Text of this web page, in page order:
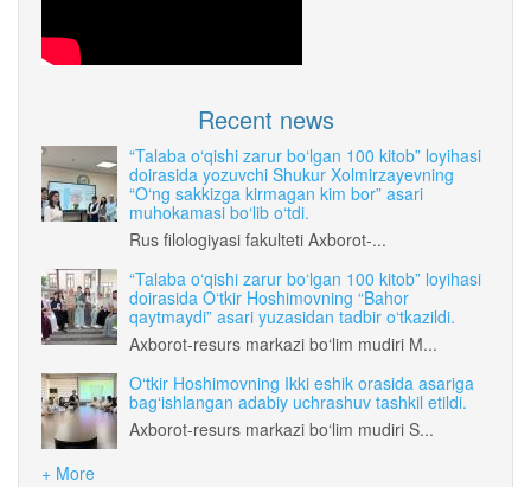
Recent news
“Talaba o‘qishi zarur bo‘lgan 100 kitob” loyihasi
doirasida yozuvchi Shukur Xolmirzayevning
“O‘ng sakkizga kirmagan kim bor” asari
muhokamasi bo‘lib o‘tdi.
Rus filologiyasi fakulteti Axborot-...
“Talaba o‘qishi zarur bo‘lgan 100 kitob” loyihasi
doirasida O‘tkir Hoshimovning “Bahor
qaytmaydi” asari yuzasidan tadbir o‘tkazildi.
Axborot-resurs markazi bo‘lim mudiri M...
O‘tkir Hoshimovning Ikki eshik orasida asariga
bag‘ishlangan adabiy uchrashuv tashkil etildi.
Axborot-resurs markazi bo‘lim mudiri S...
+ More